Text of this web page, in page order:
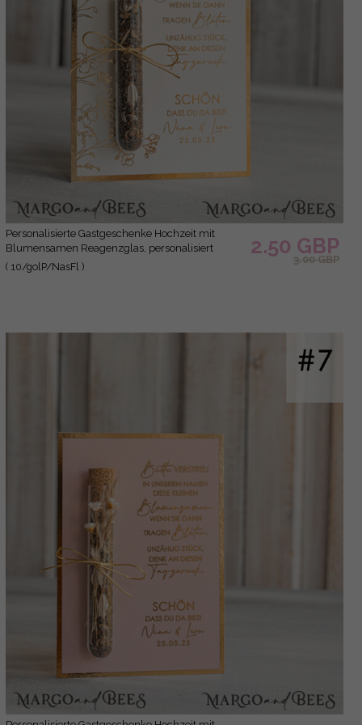
Personalisierte Gastgeschenke Hochzeit mit
Blumensamen Reagenzglas, personalisiert
Gastgeschenk Hochzeit Samen handgemachte
Gastgeschenk Hochzeit Brautpaar
( 10/golP/NasFl )
2.50 GBP
3.00 GBP